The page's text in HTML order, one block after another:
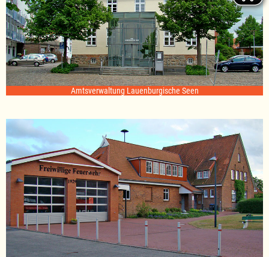
Amtsverwaltung Lauenburgische Seen